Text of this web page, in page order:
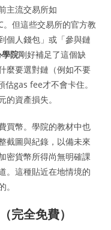
主流交易所如
但這些交易所的官方教
個人錢包」或「參與鏈
院剛好補足了這個缺
麼要選對鏈（例如不要
估gas fee才不會卡住。
資產損失。
買幣。學院的教材中也
截圖與紀錄，以備未來
密貨幣所得尚無明確課
。這種貼近在地情境的
完全免費）